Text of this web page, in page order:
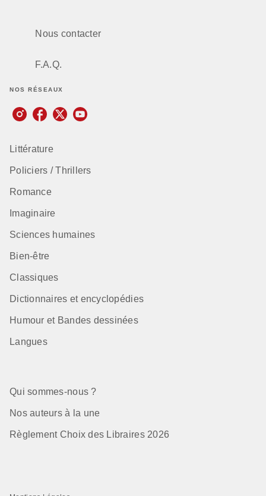
Nous contacter
F.A.Q.
NOS RÉSEAUX
Littérature
Policiers / Thrillers
Romance
Imaginaire
Sciences humaines
Bien-être
Classiques
Dictionnaires et encyclopédies
Humour et Bandes dessinées
Langues
Qui sommes-nous ?
Nos auteurs à la une
Règlement Choix des Libraires 2026